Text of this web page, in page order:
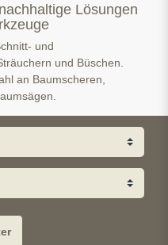
Lösungen
und
und Büschen.
an Baumscheren,